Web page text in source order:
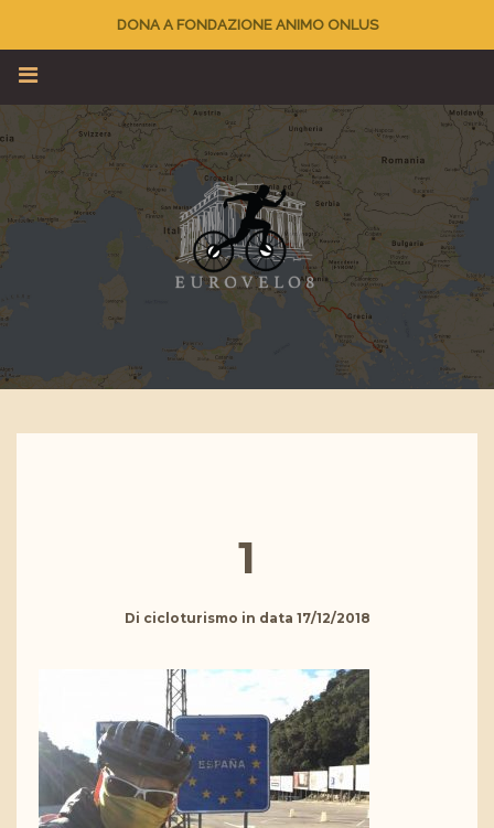
DONA A FONDAZIONE ANIMO ONLUS
1
Di cicloturismo in data 17/12/2018